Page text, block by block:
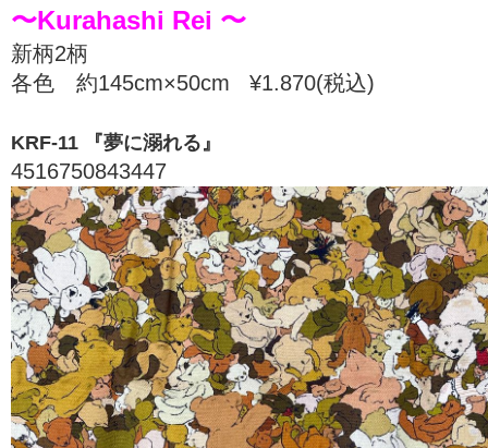
〜Kurahashi Rei 〜
新柄2柄
各色 約145cm×50cm ¥1.870(税込)
KRF-11 『夢に溺れる』
4516750843447